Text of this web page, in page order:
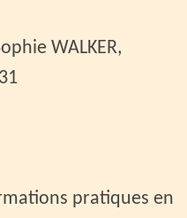
WALKER,
pratiques en